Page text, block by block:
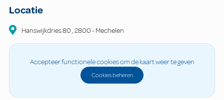
Locatie
Hanswijkdries80 ,2800-Mechelen
Accepteer functionele cookies om de kaart weer te geven
Cookies beheren